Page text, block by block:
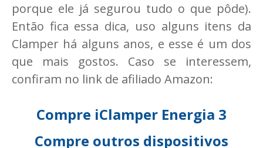
porque ele já segurou tudo o que pôde).
Então fica essa dica, uso alguns itens da
Clamper há alguns anos, e esse é um dos
que mais gostos. Caso se interessem,
confiram no link de afiliado Amazon:
Compre iClamper Energia 3
Compre outros dispositivos